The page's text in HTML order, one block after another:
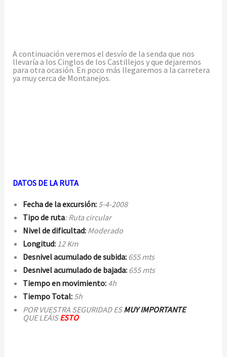
A continuación veremos el desvío de la senda que nos
llevaría a los Cinglos de los Castillejos y que dejaremos
para otra ocasión. En poco más llegaremos a la carretera
ya muy cerca de Montanejos.
DATOS DE LA RUTA
Fecha de la excursión: 5-4-2008
Tipo de ruta: Ruta circular
Nivel de dificultad: Moderado
Longitud: 12 Km
Desnivel acumulado de subida: 655 mts
Desnivel acumulado de bajada: 655 mts
Tiempo en movimiento: 4h
Tiempo Total: 5h
POR VUESTRA SEGURIDAD ESMUY IMPORTANTE
QUELEÁISESTO